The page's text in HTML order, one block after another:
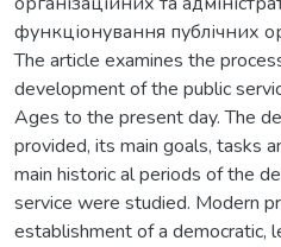
функціонування публічних
The article examines the
development of the public
Ages to the present day. The
provided, its main goals, tasks
main historic al periods of the
service were studied. Modern
establishment of a democratic,